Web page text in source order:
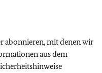
abonnieren, mit denen wir
aus dem